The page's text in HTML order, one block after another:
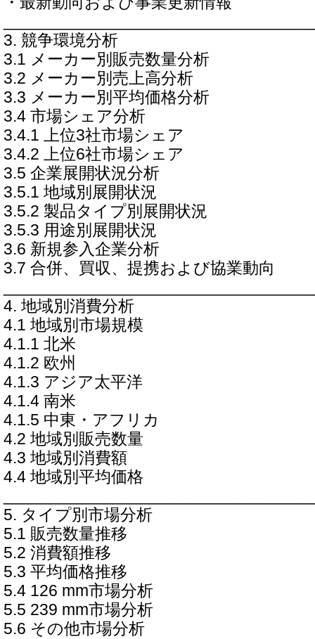
3. 競争環境分析
3.1 メーカー別販売数量分析
3.2 メーカー別売上高分析
3.3 メーカー別平均価格分析
3.4 市場シェア分析
3.4.1 上位3社市場シェア
3.4.2 上位6社市場シェア
3.5 企業展開状況分析
3.5.1 地域別展開状況
3.5.2 製品タイプ別展開状況
3.5.3 用途別展開状況
3.6 新規参入企業分析
3.7 合併、買収、提携および協業動向
4. 地域別消費分析
4.1 地域別市場規模
4.1.1 北米
4.1.2 欧州
4.1.3 アジア太平洋
4.1.4 南米
4.1.5 中東・アフリカ
4.2 地域別販売数量
4.3 地域別消費額
4.4 地域別平均価格
5. タイプ別市場分析
5.1 販売数量推移
5.2 消費額推移
5.3 平均価格推移
5.4 126 mm市場分析
5.5 239 mm市場分析
5.6 その他市場分析